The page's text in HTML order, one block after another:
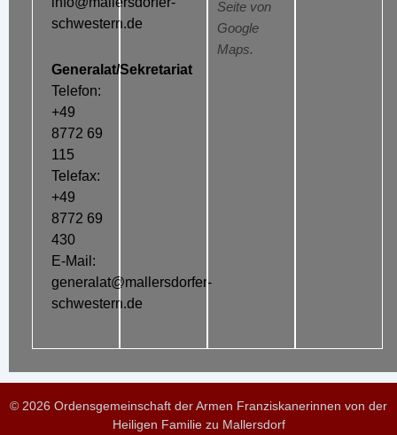
schwestern.de
Generalat/Sekretariat
Telefon:
+49
8772 69
115
Telefax:
+49
8772 69
430
E-Mail:
generalat@mallersdorfer-
schwestern.de
Seite von
Google
Maps.
© 2026 Ordensgemeinschaft der Armen Franziskanerinnen von der
Heiligen Familie zu Mallersdorf